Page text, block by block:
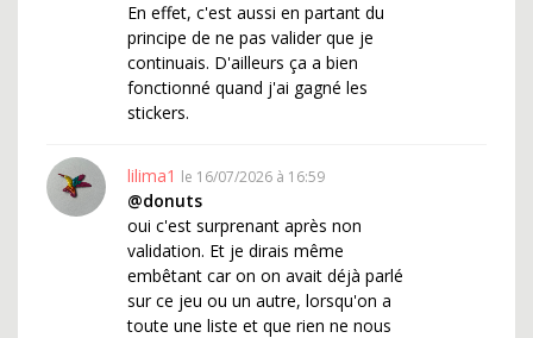
En effet, c'est aussi en partant du
principe de ne pas valider que je
continuais. D'ailleurs ça a bien
fonctionné quand j'ai gagné les
stickers.
lilima1 le 16/07/2026 à 16:59
@donuts
oui c'est surprenant après non
validation. Et je dirais même
embêtant car on on avait déjà parlé
sur ce jeu ou un autre, lorsqu'on a
toute une liste et que rien ne nous